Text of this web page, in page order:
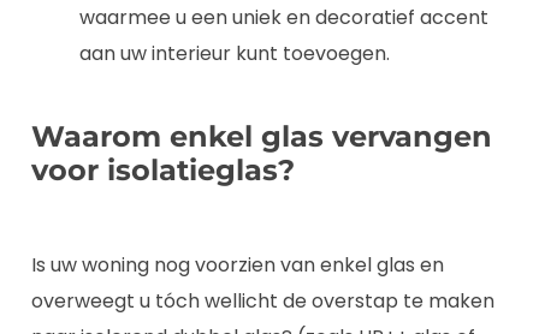
waarmee u een uniek en decoratief accent
aan uw interieur kunt toevoegen.
Waarom enkel glas vervangen
voor isolatieglas?
Is uw woning nog voorzien van enkel glas en
overweegt u tóch wellicht de overstap te maken